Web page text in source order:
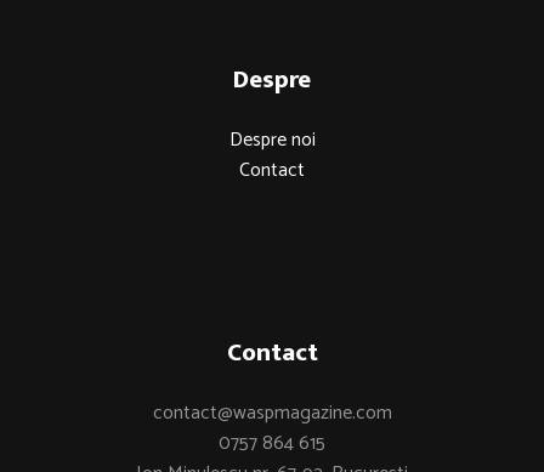
Despre
Despre noi
Contact
Contact
contact@waspmagazine.com
0757 864 615